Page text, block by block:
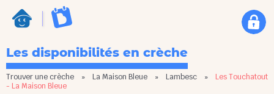
Les disponibilités en crèche
Trouver une crèche » La Maison Bleue » Lambesc » Les Touchatout
- La Maison Bleue